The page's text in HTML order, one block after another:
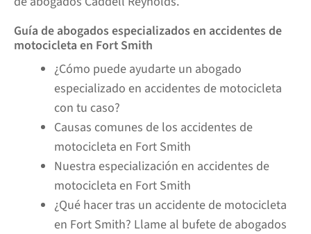
Guía de abogados especializados en accidentes de
motocicleta en Fort Smith
¿Cómo puede ayudarte un abogado
especializado en accidentes de motocicleta
con tu caso?
Causas comunes de los accidentes de
motocicleta en Fort Smith
Nuestra especialización en accidentes de
motocicleta en Fort Smith
¿Qué hacer tras un accidente de motocicleta
en Fort Smith? Llame al bufete de abogados